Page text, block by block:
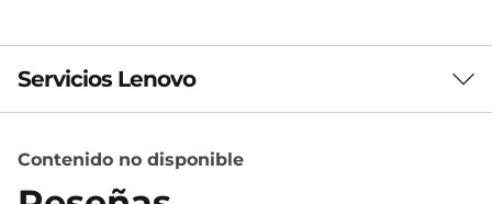
Servicios Lenovo
Servicios de Soluciones
Contenido no disponible